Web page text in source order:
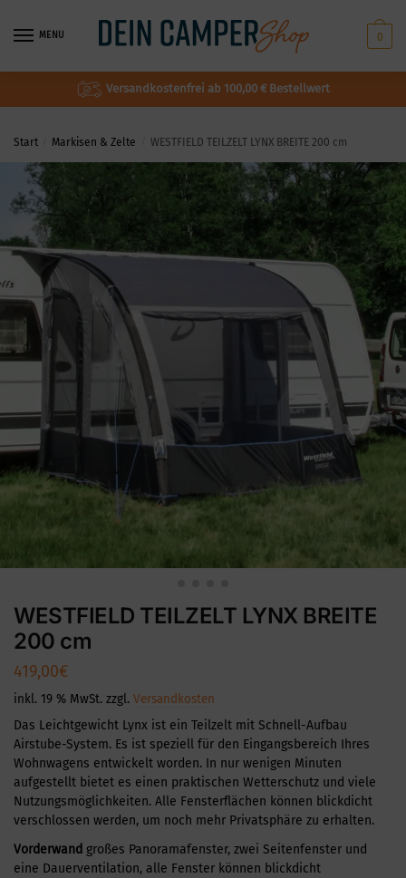
MENU 0
Versandkostenfrei ab 100,00 € Bestellwert
Start Markisen & Zelte WESTFIELD TEILZELT LYNX BREITE 200 cm
WESTFIELD TEILZELT LYNX BREITE
200 cm
419,00€
inkl. 19 % MwSt. zzgl. Versandkosten
Das Leichtgewicht Lynx ist ein Teilzelt mit Schnell-Aufbau
Airstube-System. Es ist speziell für den Eingangsbereich Ihres
Wohnwagens entwickelt worden. In nur wenigen Minuten
aufgestellt bietet es einen praktischen Wetterschutz und viele
Nutzungsmöglichkeiten. Alle Fensterflächen können blickdicht
verschlossen werden, um noch mehr Privatsphäre zu erhalten.
Vorderwand großes Panoramafenster, zwei Seitenfenster und
eine Dauerventilation, alle Fenster können blickdicht